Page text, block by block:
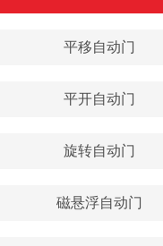
平移自动门
平开自动门
旋转自动门
磁悬浮自动门